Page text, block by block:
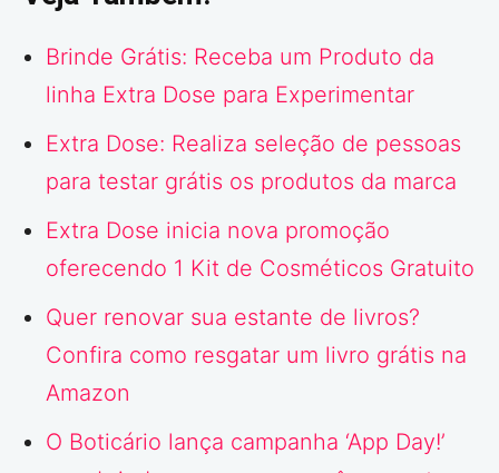
Brinde Grátis: Receba um Produto da
linha Extra Dose para Experimentar
Extra Dose: Realiza seleção de pessoas
para testar grátis os produtos da marca
Extra Dose inicia nova promoção
oferecendo 1 Kit de Cosméticos Gratuito
Quer renovar sua estante de livros?
Confira como resgatar um livro grátis na
Amazon
O Boticário lança campanha ‘App Day!’